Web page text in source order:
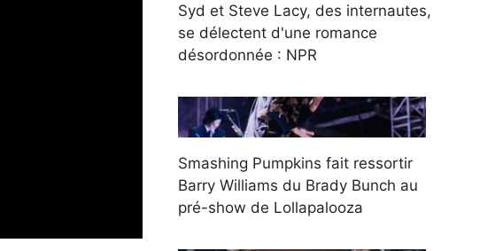
Syd et Steve Lacy, des internautes,
se délectent d'une romance
désordonnée : NPR
Smashing Pumpkins fait ressortir
Barry Williams du Brady Bunch au
pré-show de Lollapalooza